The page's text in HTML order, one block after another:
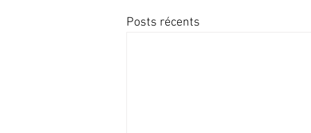
Posts récents